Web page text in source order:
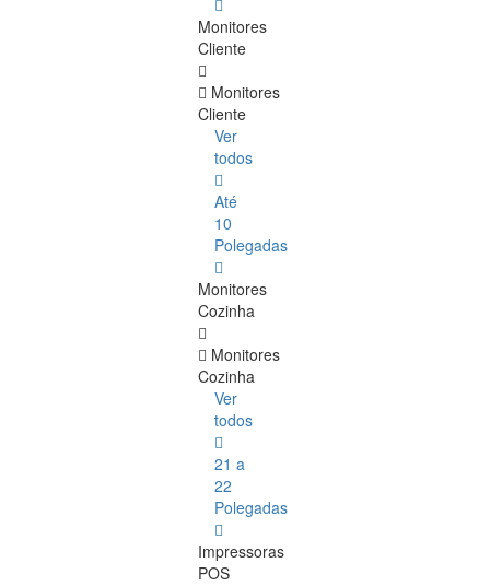
Monitores
Cliente
Monitores
Cliente
Ver
todos
Até
10
Polegadas
Monitores
Cozinha
Monitores
Cozinha
Ver
todos
21 a
22
Polegadas
Impressoras
POS